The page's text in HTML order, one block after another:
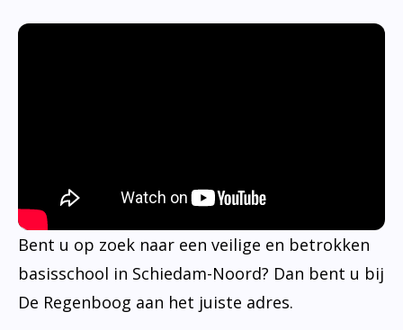
Bent u op zoek naar een veilige en betrokken
basisschool in Schiedam-Noord? Dan bent u bij
De Regenboog aan het juiste adres.